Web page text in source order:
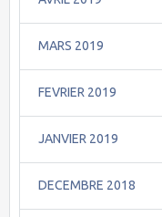
MARS 2019
FEVRIER 2019
JANVIER 2019
DECEMBRE 2018